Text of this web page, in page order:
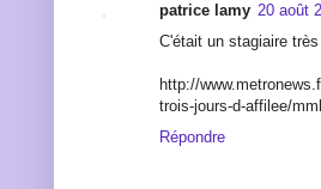
patrice lamy 20 août
C'était un stagiaire
http://
trois-jours-d-affilee/
Répondre